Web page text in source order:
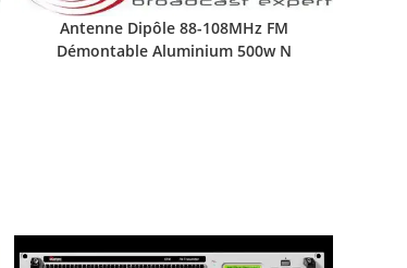
Antenne Dipôle 88-108MHz FM
Démontable Aluminium 500w N